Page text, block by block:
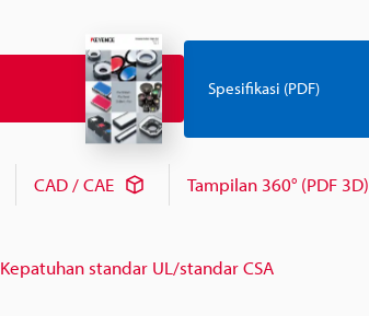
Spesifikasi (PDF)
CAD / CAE Tampilan 360° (PDF 3D)
Kepatuhan standar UL/standar CSA